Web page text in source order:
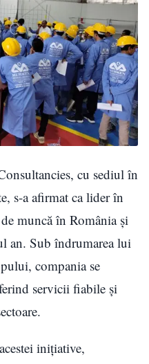
cu sediul în
s-a afirmat ca lider în
muncă în România și
an. Sub îndrumarea lui
compania se
servicii fiabile și
inițiative,